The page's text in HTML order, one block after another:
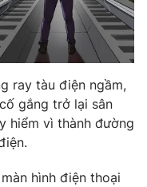
Việt
ray tàu điện ngầm,
gắng trở lại sân
hiểm vì thành đường
hình điện thoại